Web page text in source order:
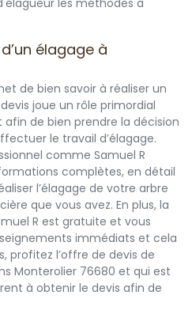
les méthodes à
élagage à
de bien savoir à réaliser un
joue un rôle primordial
afin de bien prendre la décision
le travail d’élagage.
comme Samuel R
complètes, en détail
l’élagage de votre arbre
que vous avez. En plus, la
R est gratuite et vous
immédiats et cela
profitez l’offre de devis de
Monterolier 76680 et qui est
à obtenir le devis afin de